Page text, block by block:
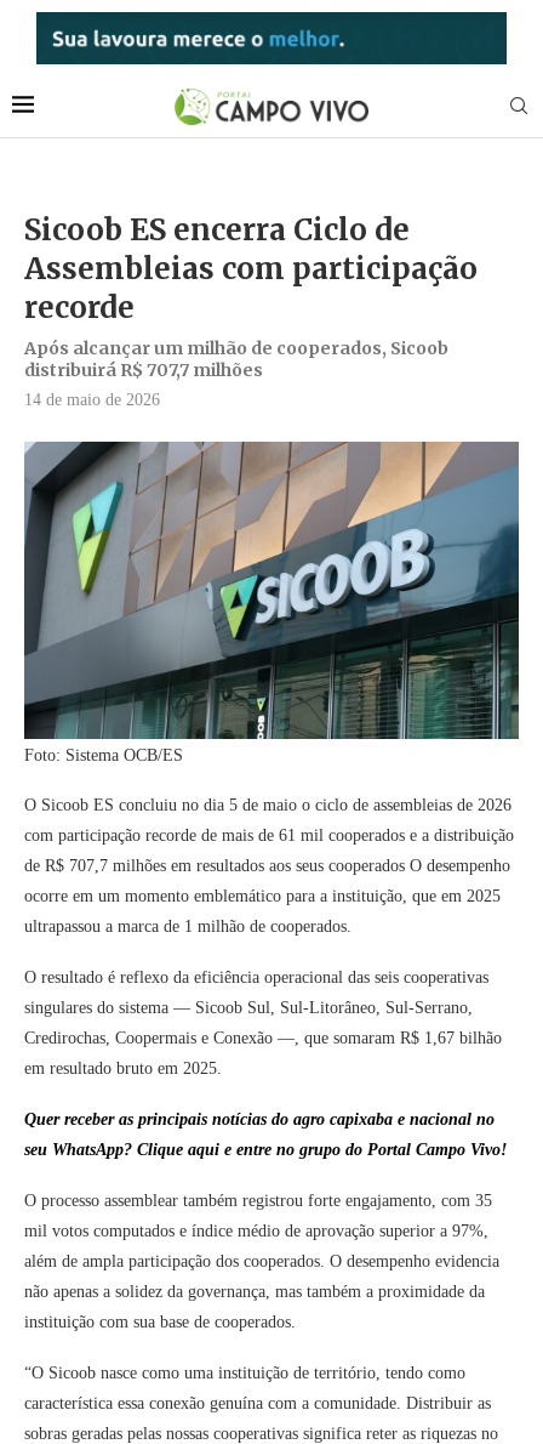
Sicoob ES encerra Ciclo de
Assembleias com participação
recorde
Após alcançar um milhão de cooperados, Sicoob
distribuirá R$ 707,7 milhões
14 de maio de 2026
Foto: Sistema OCB/ES
O Sicoob ES concluiu no dia 5 de maio o ciclo de assembleias de 2026
com participação recorde de mais de 61 mil cooperados e a distribuição
de R$ 707,7 milhões em resultados aos seus cooperados O desempenho
ocorre em um momento emblemático para a instituição, que em 2025
ultrapassou a marca de 1 milhão de cooperados.
O resultado é reflexo da eficiência operacional das seis cooperativas
singulares do sistema — Sicoob Sul, Sul-Litorâneo, Sul-Serrano,
Credirochas, Coopermais e Conexão —, que somaram R$ 1,67 bilhão
em resultado bruto em 2025.
Quer receber as principais notícias do agro capixaba e nacional no
seu WhatsApp? Clique aqui e entre no grupo do Portal Campo Vivo!
O processo assemblear também registrou forte engajamento, com 35
mil votos computados e índice médio de aprovação superior a 97%,
além de ampla participação dos cooperados. O desempenho evidencia
não apenas a solidez da governança, mas também a proximidade da
instituição com sua base de cooperados.
“O Sicoob nasce como uma instituição de território, tendo como
característica essa conexão genuína com a comunidade. Distribuir as
sobras geradas pelas nossas cooperativas significa reter as riquezas no